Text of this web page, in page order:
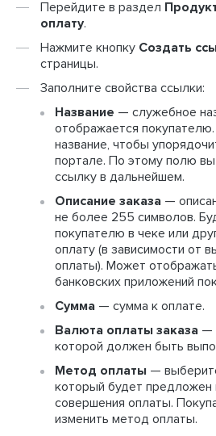
Перейдите в раздел
оплату.
Нажмите кнопку Создать
страницы.
Заполните свойства ссылки:
Название — служебное
отображается
название, чтобы
портале. По этому полю
ссылку в дальнейшем.
Описание заказа —
не более 255 символов.
покупателю в чеке или
оплату (в зависимости от
оплаты). Может
банковских приложений
Сумма — сумма к оплате.
Валюта оплаты заказа —
которой должен быть
Метод оплаты —
который будет предложен
совершения оплаты.
изменить метод оплаты.